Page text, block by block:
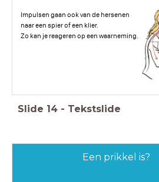
Impulsen gaan ook van de hersenen
naar een spier of een klier.
Zo kan je reageren op een waarneming.
Slide 14 - Tekstslide
Een prikkel is?